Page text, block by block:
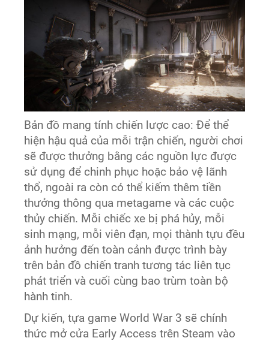
Bản đồ mang tính chiến lược cao: Để thể
hiện hậu quả của mỗi trận chiến, người chơi
sẽ được thưởng bằng các nguồn lực được
sử dụng để chinh phục hoặc bảo vệ lãnh
thổ, ngoài ra còn có thể kiếm thêm tiền
thưởng thông qua metagame và các cuộc
thủy chiến. Mỗi chiếc xe bị phá hủy, mỗi
sinh mạng, mỗi viên đạn, mọi thành tựu đều
ảnh hưởng đến toàn cảnh được trình bày
trên bản đồ chiến tranh tương tác liên tục
phát triển và cuối cùng bao trùm toàn bộ
hành tinh.
Dự kiến, tựa game World War 3 sẽ chính
thức mở cửa Early Access trên Steam vào